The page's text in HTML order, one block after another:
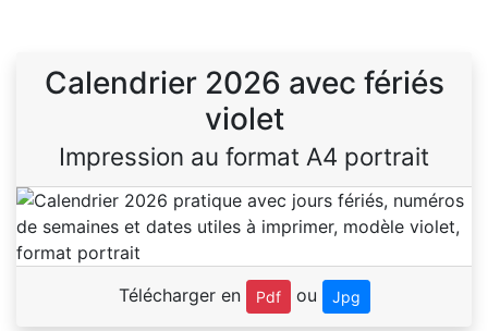
Calendrier 2026 avec fériés
violet
Impression au format A4 portrait
Télécharger en Pdf ou Jpg